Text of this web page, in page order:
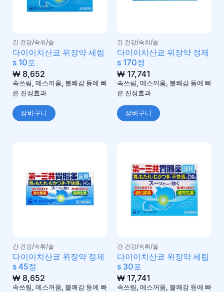
간 건강/숙취/술
다이이치산쿄 위장약 세립
s 10포
₩8,652
속쓰림, 메스꺼움, 불쾌감 등에 빠
른 진정효과
장바구니
간 건강/숙취/술
다이이치산쿄 위장약 정제
s 170정
₩17,741
속쓰림, 메스꺼움, 불쾌감 등에 빠
른 진정효과
장바구니
간 건강/숙취/술
다이이치산쿄 위장약 정제
s 45정
₩8,652
속쓰림, 메스꺼움, 불쾌감 등에 빠
간 건강/숙취/술
다이이치산쿄 위장약 세립
s 30포
₩17,741
속쓰림, 메스꺼움, 불쾌감 등에 빠